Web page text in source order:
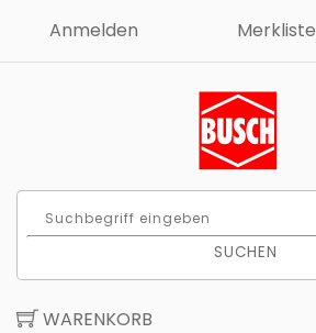
Anmelden Merkliste
SUCHEN
WARENKORB